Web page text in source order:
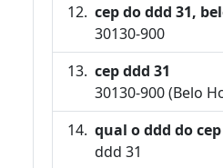
cep do ddd 31,
30130-900
cep ddd 31
30130-900 (Belo
qual o ddd do cep
ddd 31